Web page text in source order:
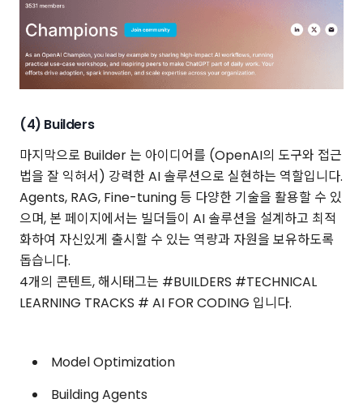
(4) Builders
마지막으로 Builder 는 아이디어를 (OpenAI의 도구와 접근
법을 잘 익혀서) 강력한 AI 솔루션으로 실현하는 역할입니다.
Agents, RAG, Fine-tuning 등 다양한 기술을 활용할 수 있
으며, 본 페이지에서는 빌더들이 AI 솔루션을 설계하고 최적
화하여 자신있게 출시할 수 있는 역량과 자원을 보유하도록
돕습니다.
4개의 콘텐트, 해시태그는 #BUILDERS #TECHNICAL
LEARNING TRACKS # AI FOR CODING 입니다.
Model Optimization
Building Agents